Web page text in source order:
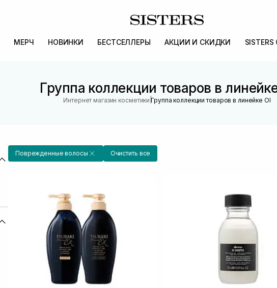
МЕРЧ НОВИНКИ БЕСТСЕЛЛЕРЫ АКЦИИ И СКИДКИ SISTERS
Группа коллекции товаров в
Интернет магазин косметики |Группа коллекции товаров в линейке OI
Поврежденные волосы Очистить все